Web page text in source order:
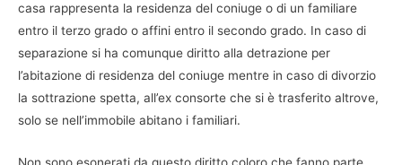
casa rappresenta la residenza del coniuge o di un familiare
entro il terzo grado o affini entro il secondo grado. In caso di
separazione si ha comunque diritto alla detrazione per
l’abitazione di residenza del coniuge mentre in caso di divorzio
la sottrazione spetta, all’ex consorte che si è trasferito altrove,
solo se nell’immobile abitano i familiari.